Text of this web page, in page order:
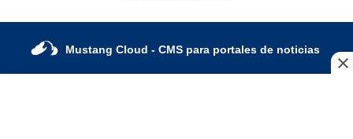
Mustang Cloud - CMS para portales de noticias